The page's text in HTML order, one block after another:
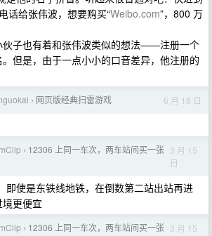
话给张伟波，想要购买“Weibo.com”，800 万
伙子也有着和张伟波类似的想法——注册一个
但是，由于一点小小的口音差异，他注册的
› 网页版经典扫雷游戏 6 月 18 日
› 12306 上同一车次，两车站间买一张 3 月 15
日
即使是东铁线地铁，在倒数第二站出站再进
更便宜
› 12306 上同一车次，两车站间买一张 3 月 15